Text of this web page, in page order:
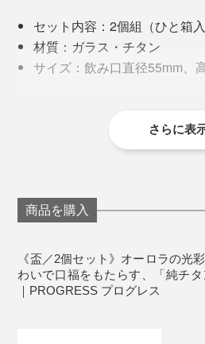
外から見るとオーロラカラーで
ん、透明感と光のゆらぎがおい
思います。
セット内容：2個組（ひと箱入
材質：ガラス・チタン
サイズ：飲み口直径55mm、
保証：１ヶ月（１商品1回の
商品同梱の保証書参照）
やわらかいスポンジ（車な
洗剤を使用してください
ことをおすすめいたします
ガラスを傷つける恐れのあ
りスポンジなどは使用しない
さらに表
商品を購入
《盃／2個セット》オーロラの光
わいで口福をもたらす、「純チ
｜PROGRESS プログレス